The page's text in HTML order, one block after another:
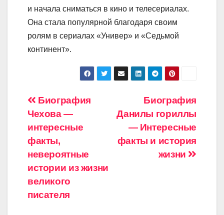
и начала сниматься в кино и телесериалах.
Она стала популярной благодаря своим
ролям в сериалах «Универ» и «Седьмой
континент».
Навигация
по
записям
Биография
Данилы гориллы
— Интересные
факты и история
жизни
Биография
Чехова —
интересные
факты,
невероятные
истории из жизни
великого
писателя